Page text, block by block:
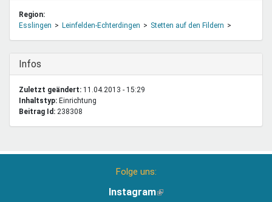
Region:
Esslingen
Leinfelden-Echterdingen Stetten auf den Fildern
Ausblenden
Infos
Zuletzt geändert: 11.04.2013 - 15:29
Inhaltstyp:
einrichtung
Beitrag Id: 238308
Folge uns:
Instagram(Link